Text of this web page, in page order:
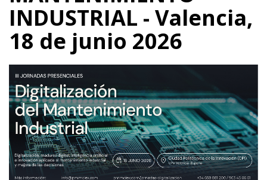
INDUSTRIAL - Valencia,
18 de junio 2026